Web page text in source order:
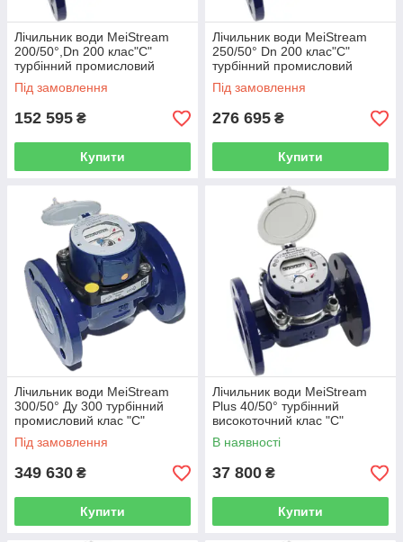
Лічильник води MeiStream
200/50°,Dn 200 клас"С"
турбінний промисловий
SENSUS (Німеччина)
Під замовлення
152 595 ₴
Купити
Лічильник води MeiStream
250/50° Dn 200 клас"С"
турбінний промисловий
SENSUS (Німеччина)
Під замовлення
276 695 ₴
Купити
Лічильник води MeiStream
300/50° Ду 300 турбінний
промисловий клас "С"
SENSUS (Німеччина)
Під замовлення
349 630 ₴
Купити
Лічильник води MeiStream
Plus 40/50° турбінний
високоточний клас "С"
SENSUS (Німеччина)
В наявності
37 800 ₴
Купити